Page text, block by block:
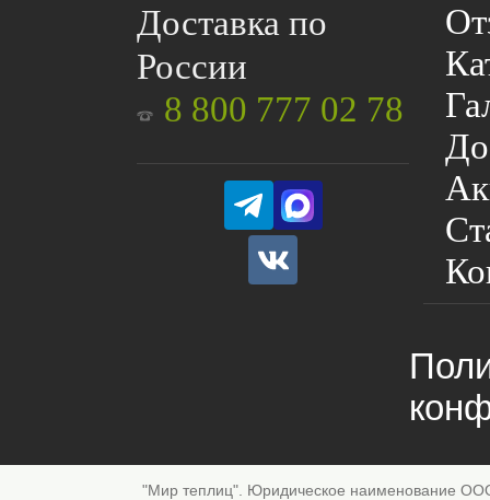
Доставка по
России
8 800 777 02 78
"Мир теплиц". Юридическое наименование